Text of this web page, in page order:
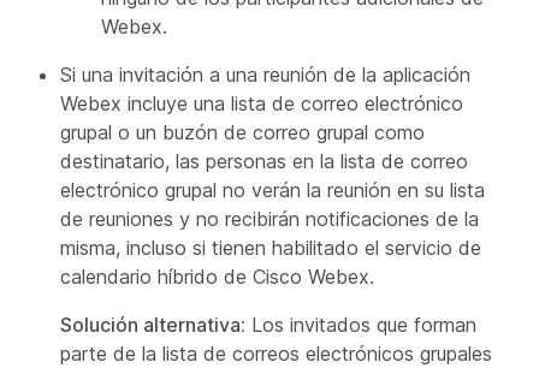
Webex.
Si una invitación a una reunión de la aplicación
Webex incluye una lista de correo electrónico
grupal o un buzón de correo grupal como
destinatario, las personas en la lista de correo
electrónico grupal no verán la reunión en su lista
de reuniones y no recibirán notificaciones de la
misma, incluso si tienen habilitado el servicio de
calendario híbrido de Cisco Webex.
Solución alternativa: Los invitados que forman
parte de la lista de correos electrónicos grupales